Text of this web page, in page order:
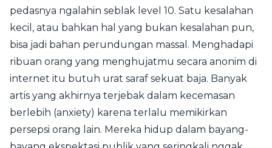
pedasnya ngalahin seblak level 10. Satu kesalahan
kecil, atau bahkan hal yang bukan kesalahan pun,
bisa jadi bahan perundungan massal. Menghadapi
ribuan orang yang menghujatmu secara anonim di
internet itu butuh urat saraf sekuat baja. Banyak
artis yang akhirnya terjebak dalam kecemasan
berlebih (anxiety) karena terlalu memikirkan
persepsi orang lain. Mereka hidup dalam bayang-